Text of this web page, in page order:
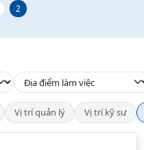
2
Vị trí quản lý Vị trí kỹ sư